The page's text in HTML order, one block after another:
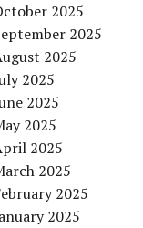
2025
2025
2025
2025
2025
2025
2025
2025
2025
2025